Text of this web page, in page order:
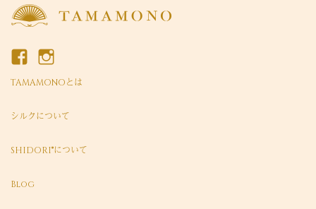
TAMAMONOとは
シルクについて
SHIDORI®について
Blog